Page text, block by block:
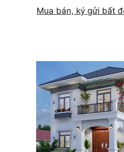
Mua bán, ký gửi bất